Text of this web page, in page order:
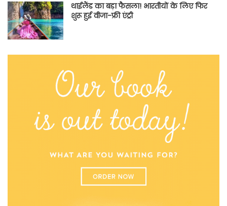
थाईलैंड का बड़ा फैसला! भारतीयों के लिए फिर
शुरू हुई वीजा-फ्री एंट्री